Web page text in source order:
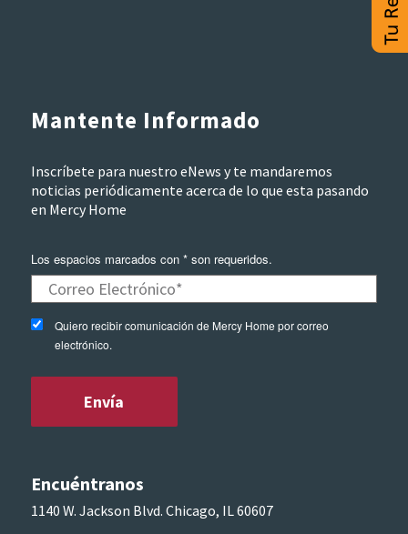
Mantente Informado
Inscríbete para nuestro eNews y te mandaremos
noticias periódicamente acerca de lo que esta pasando
en Mercy Home
Los espacios marcados con * son requeridos.
Quiero recibir comunicación de Mercy Home por correo
electrónico.
Encuéntranos
1140 W. Jackson Blvd. Chicago, IL 60607